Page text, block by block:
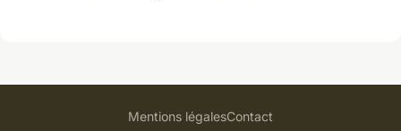
Mentions légalesContact